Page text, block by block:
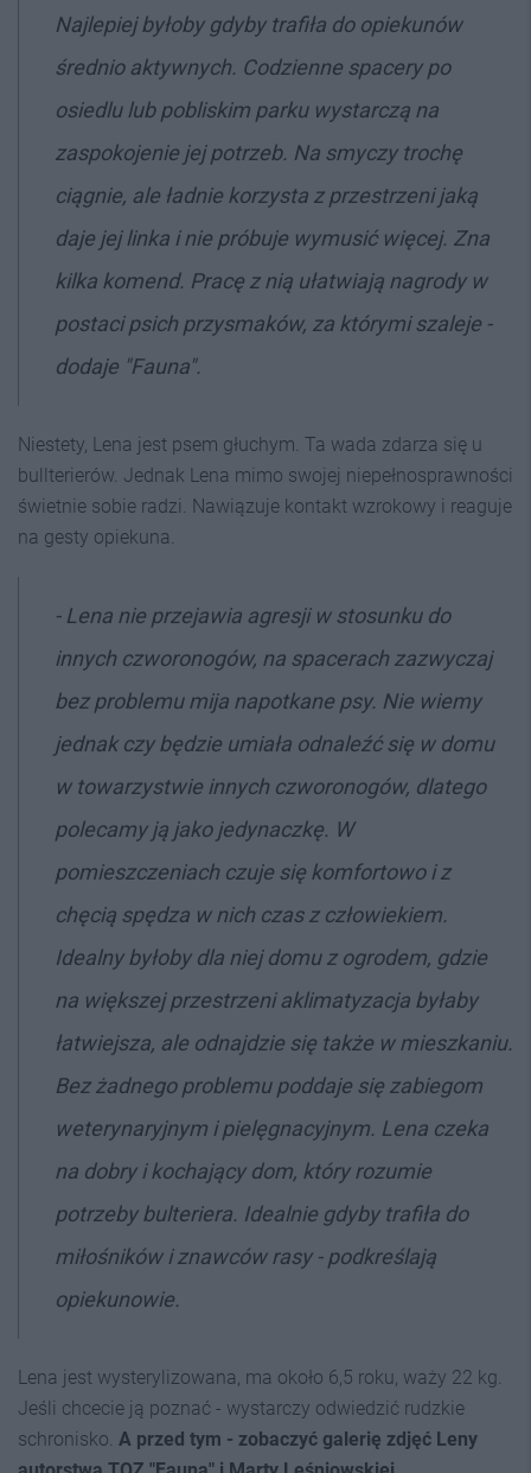
Najlepiej byłoby gdyby trafiła do opiekunów
średnio aktywnych. Codzienne spacery po
osiedlu lub pobliskim parku wystarczą na
zaspokojenie jej potrzeb. Na smyczy trochę
ciągnie, ale ładnie korzysta z przestrzeni jaką
daje jej linka i nie próbuje wymusić więcej. Zna
kilka komend. Pracę z nią ułatwiają nagrody w
postaci psich przysmaków, za którymi szaleje -
dodaje "Fauna".
Niestety, Lena jest psem głuchym. Ta wada zdarza się u
bullterierów. Jednak Lena mimo swojej niepełnosprawności
świetnie sobie radzi. Nawiązuje kontakt wzrokowy i reaguje
na gesty opiekuna.
- Lena nie przejawia agresji w stosunku do
innych czworonogów, na spacerach zazwyczaj
bez problemu mija napotkane psy. Nie wiemy
jednak czy będzie umiała odnaleźć się w domu
w towarzystwie innych czworonogów, dlatego
polecamy ją jako jedynaczkę. W
pomieszczeniach czuje się komfortowo i z
chęcią spędza w nich czas z człowiekiem.
Idealny byłoby dla niej domu z ogrodem, gdzie
na większej przestrzeni aklimatyzacja byłaby
łatwiejsza, ale odnajdzie się także w mieszkaniu.
Bez żadnego problemu poddaje się zabiegom
weterynaryjnym i pielęgnacyjnym. Lena czeka
na dobry i kochający dom, który rozumie
potrzeby bulteriera. Idealnie gdyby trafiła do
miłośników i znawców rasy - podkreślają
opiekunowie.
Lena jest wysterylizowana, ma około 6,5 roku, waży 22 kg.
Jeśli chcecie ją poznać - wystarczy odwiedzić rudzkie
schronisko. A przed tym - zobaczyć galerię zdjęć Leny